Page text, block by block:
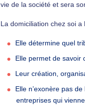
vie de la société et sera
La domiciliation chez soi
Elle détermine quel
Elle permet de savoir
Leur création,
Elle n’exonère pas
entreprises qui